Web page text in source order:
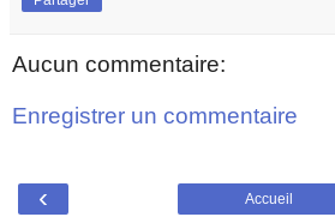
Aucun commentaire:
Enregistrer un commentaire
‹ Accueil